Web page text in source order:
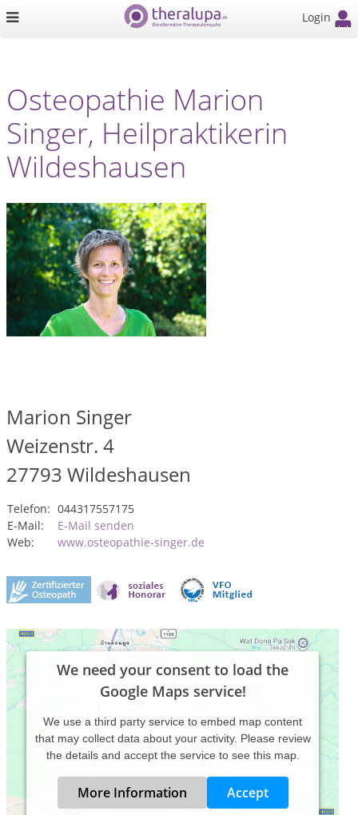
Login
Osteopathie Marion
Singer, Heilpraktikerin
Wildeshausen
Marion Singer
Weizenstr. 4
27793 Wildeshausen
Telefon: 044317557175
E-Mail:
E-Mail senden
Web:
www.osteopathie-singer.de
We need your consent to load the
Google Maps service!
We use a third party service to embed map content
that may collect data about your activity. Please review
the details and accept the service to see this map.
More Information Accept